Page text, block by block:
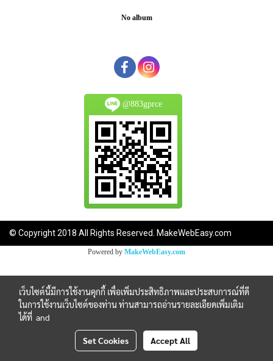
No album
@883gprce
© Copyright 2018 All Rights Reserved. MakeWebEasy.com
Powered by MakeWebEasy.com
เว็บไซต์นี้มีการใช้งานคุกกี้ เพื่อเพิ่มประสิทธิภาพและประสบการณ์ที่ดี
ในการใช้งานเว็บไซต์ของท่าน ท่านสามารถอ่านรายละเอียดเพิ่มเติม
ได้ที่ and
Set Cookies Accept All